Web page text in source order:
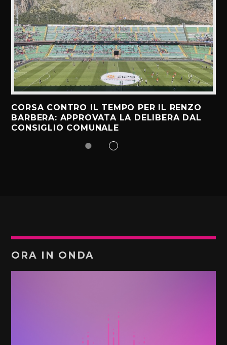
CORSA CONTRO IL TEMPO PER IL RENZO
BARBERA: APPROVATA LA DELIBERA DAL
CONSIGLIO COMUNALE
ORA IN ONDA